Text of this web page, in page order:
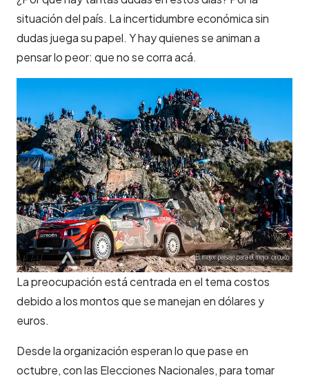
situación del país. La incertidumbre económica sin
dudas juega su papel. Y hay quienes se animan a
pensar lo peor: que no se corra acá.
La preocupación está centrada en el tema costos
debido a los montos que se manejan en dólares y
euros.
Desde la organización esperan lo que pase en
octubre, con las Elecciones Nacionales, para tomar